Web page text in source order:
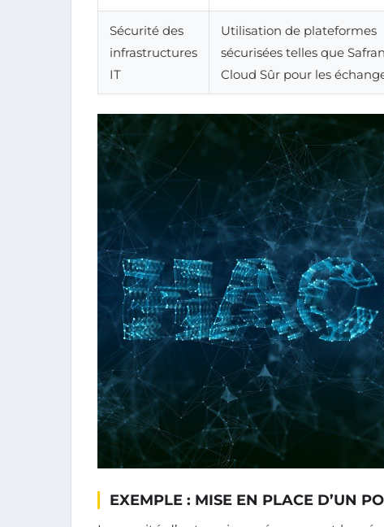
Sécurité des
infrastructures
IT
Utilisation de plateformes
sécurisées telles que Safran
Cloud Sûr pour les
EXEMPLE : MISE EN PLACE D’UN